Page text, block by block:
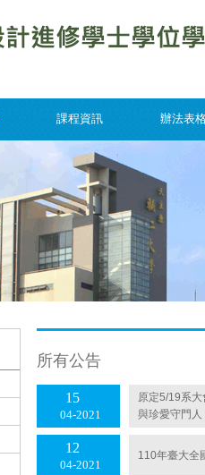
課程資訊 辦法表
所有公告
04 2021
15
原定5/19系
與珍愛守門人
04 2021
12 110年臺大全